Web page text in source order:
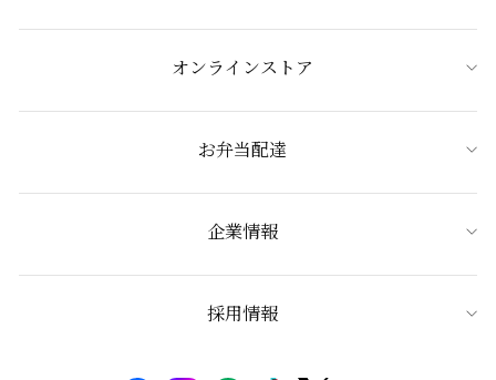
オンラインストア
お弁当配達
企業情報
採用情報